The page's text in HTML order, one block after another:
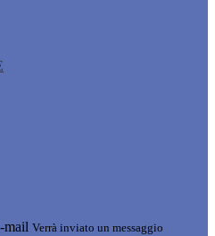
mail Verrà inviato un messaggio